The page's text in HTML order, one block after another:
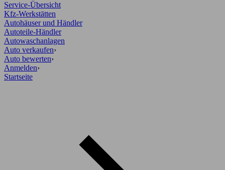
Service-Übersicht
Kfz-Werkstätten
Autohäuser und Händler
Autoteile-Händler
Autowaschanlagen
Auto verkaufen›
Auto bewerten›
Anmelden›
Startseite